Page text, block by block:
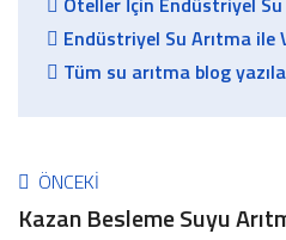
Endüstriyel Su Arıtma ile
Tüm su arıtma blog
ÖNCEKI
Kazan Besleme Suyu